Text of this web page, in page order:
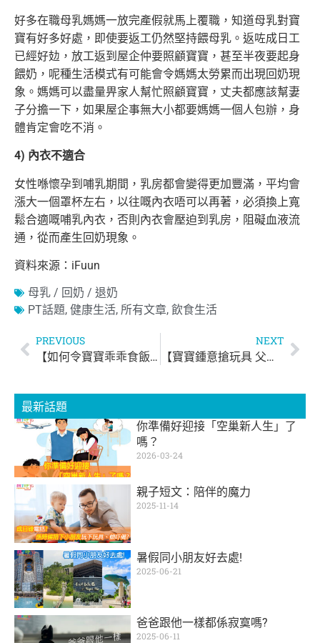
好多在職母乳媽媽一放完產假就馬上覆職，知道母乳對寶
寶有好多好處，即使要返工仍然堅持餵母乳。返咗成日工
已經好攰，放工返到屋企仲要照顧寶寶， 甚至半夜要起身
餵奶，呢種生活模式有可能會令媽媽太勞累而出現回奶現
象。媽媽可以盡量畀家人幫忙照顧寶寶，丈夫都應該幫妻
子分擔一下，如果屋企事無大小都要媽媽一個人包辦，身
體肯定會吃不消。
4) 內衣不適合
女性喺懷孕到哺乳期間，乳房都會變得更加豐滿，平均會
漲大一個罩杯左右，以往嘅內衣唔可以再著，必須換上寬
鬆合適嘅哺乳內衣，否則內衣會壓迫到乳房，阻礙血液流
通，從而產生回奶現象。
資料來源：iFuun
母乳 / 回奶 / 退奶
PT話題, 健康生活, 所有文章, 飲食生活
PREVIOUS
【如何令寶寶乖乖食飯？】
NEXT
【寶寶鍾意搶玩具 父母應該點做？】
最新話題
你準備好迎接「空巢新人生」了
嗎？
2026-03-24
親子短文：陪伴的魔力
2025-11-14
暑假同小朋友好去處!
2025-06-21
爸爸跟他一樣都係寂寞嗎?
2025-06-11